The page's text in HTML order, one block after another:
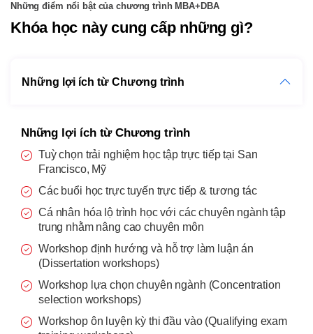
Những điểm nổi bật của chương trình MBA+DBA
Khóa học này cung cấp những gì?
Những lợi ích từ Chương trình
Những lợi ích từ Chương trình
Tuỳ chọn trải nghiệm học tập trực tiếp tại San
Francisco, Mỹ
Các buổi học trực tuyến trực tiếp & tương tác
Cá nhân hóa lộ trình học với các chuyên ngành tập
trung nhằm nâng cao chuyên môn
Workshop định hướng và hỗ trợ làm luận án
(Dissertation workshops)
Workshop lựa chọn chuyên ngành (Concentration
selection workshops)
Workshop ôn luyện kỳ thi đầu vào (Qualifying exam